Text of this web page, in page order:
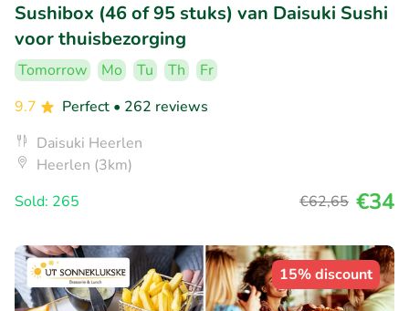
Sushibox (46 of 95 stuks) van Daisuki Sushi
voor thuisbezorging
Tomorrow Mo Tu Th
Fr
9.7
Perfect • 262 reviews
Daisuki Heerlen
Heerlen (3km)
Sold: 265
€62,65 €34
15% discount